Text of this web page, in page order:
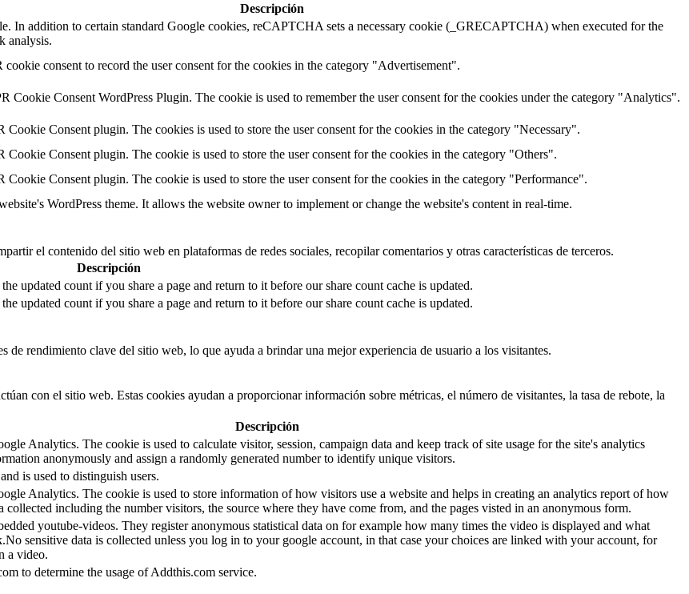
Descripción
In addition to certain standard Google cookies, reCAPTCHA sets a necessary cookie (_GRECAPTCHA) when executed for the
analysis.
consent to record the user consent for the cookies in the category "Advertisement".
Cookie Consent WordPress Plugin. The cookie is used to remember the user consent for the cookies under the category "Analytics".
Cookie Consent plugin. The cookies is used to store the user consent for the cookies in the category "Necessary".
Cookie Consent plugin. The cookie is used to store the user consent for the cookies in the category "Others".
Cookie Consent plugin. The cookie is used to store the user consent for the cookies in the category "Performance".
WordPress theme. It allows the website owner to implement or change the website's content in real-time.
el contenido del sitio web en plataformas de redes sociales, recopilar comentarios y otras características de terceros.
Descripción
updated count if you share a page and return to it before our share count cache is updated.
updated count if you share a page and return to it before our share count cache is updated.
rendimiento clave del sitio web, lo que ayuda a brindar una mejor experiencia de usuario a los visitantes.
con el sitio web. Estas cookies ayudan a proporcionar información sobre métricas, el número de visitantes, la tasa de rebote, la
Descripción
Analytics. The cookie is used to calculate visitor, session, campaign data and keep track of site usage for the site's analytics
anonymously and assign a randomly generated number to identify unique visitors.
is used to distinguish users.
Analytics. The cookie is used to store information of how visitors use a website and helps in creating an analytics report of how
collected including the number visitors, the source where they have come from, and the pages visted in an anonymous form.
youtube-videos. They register anonymous statistical data on for example how many times the video is displayed and what
sensitive data is collected unless you log in to your google account, in that case your choices are linked with your account, for
a video.
to determine the usage of Addthis.com service.